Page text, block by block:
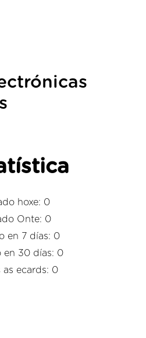
hoxe: 0
Onte: 0
en 7 días: 0
en 30 días: 0
as ecards: 0